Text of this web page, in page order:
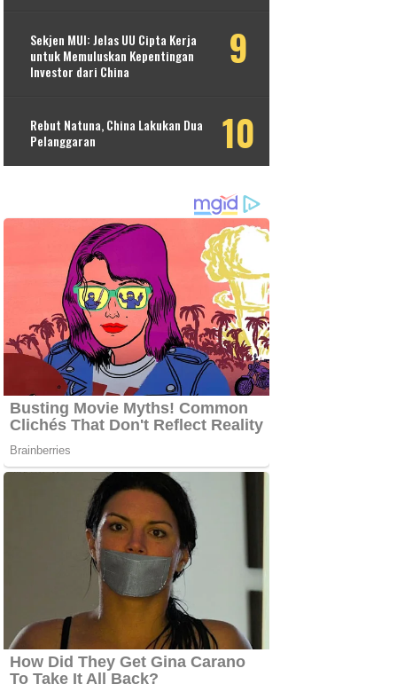
Sekjen MUI: Jelas UU Cipta Kerja
untuk Memuluskan Kepentingan
Investor dari China
Rebut Natuna, China Lakukan Dua
Pelanggaran